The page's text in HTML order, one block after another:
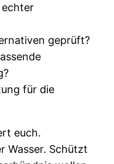
echter
geprüft?
für die
euch.
Wasser. Schützt